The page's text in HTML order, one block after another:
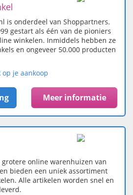
is onderdeel van Shoppartners.
gestart als één van de pioniers
winkelen. Inmiddels hebben ze
en ongeveer 50.000 producten
op je aankoop
Meer informatie
online warenhuizen van
bieden een uniek assortiment
Alle artikelen worden snel en